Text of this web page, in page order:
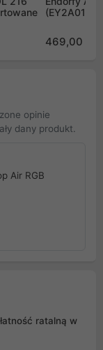
(EY2A010)
469,00 zł
opinie
dany produkt.
Air RGB
ratalną w